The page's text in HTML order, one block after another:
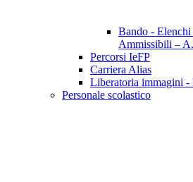
Bando -
Ammissibili –
Percorsi IeFP
Carriera Alias
Liberatoria immagini -
Personale scolastico